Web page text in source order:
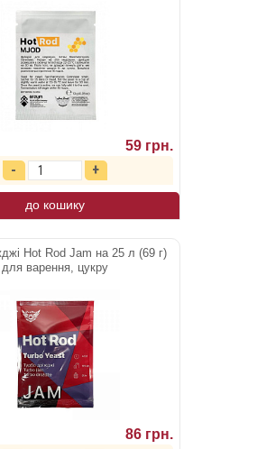
59 грн.
до кошику
Hot Rod Jam на 25 л (69 г)
для варення, цукру
86 грн.